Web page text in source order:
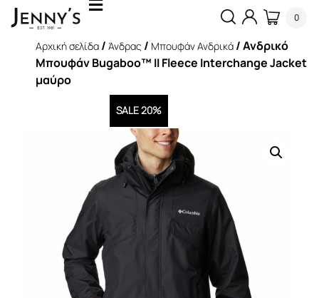
0
Αρχική σελίδα / Άνδρας / Μπουφάν Ανδρικά / Ανδρικό
Μπουφάν Bugaboo™ II Fleece Interchange Jacket
μαύρο
SALE 20%